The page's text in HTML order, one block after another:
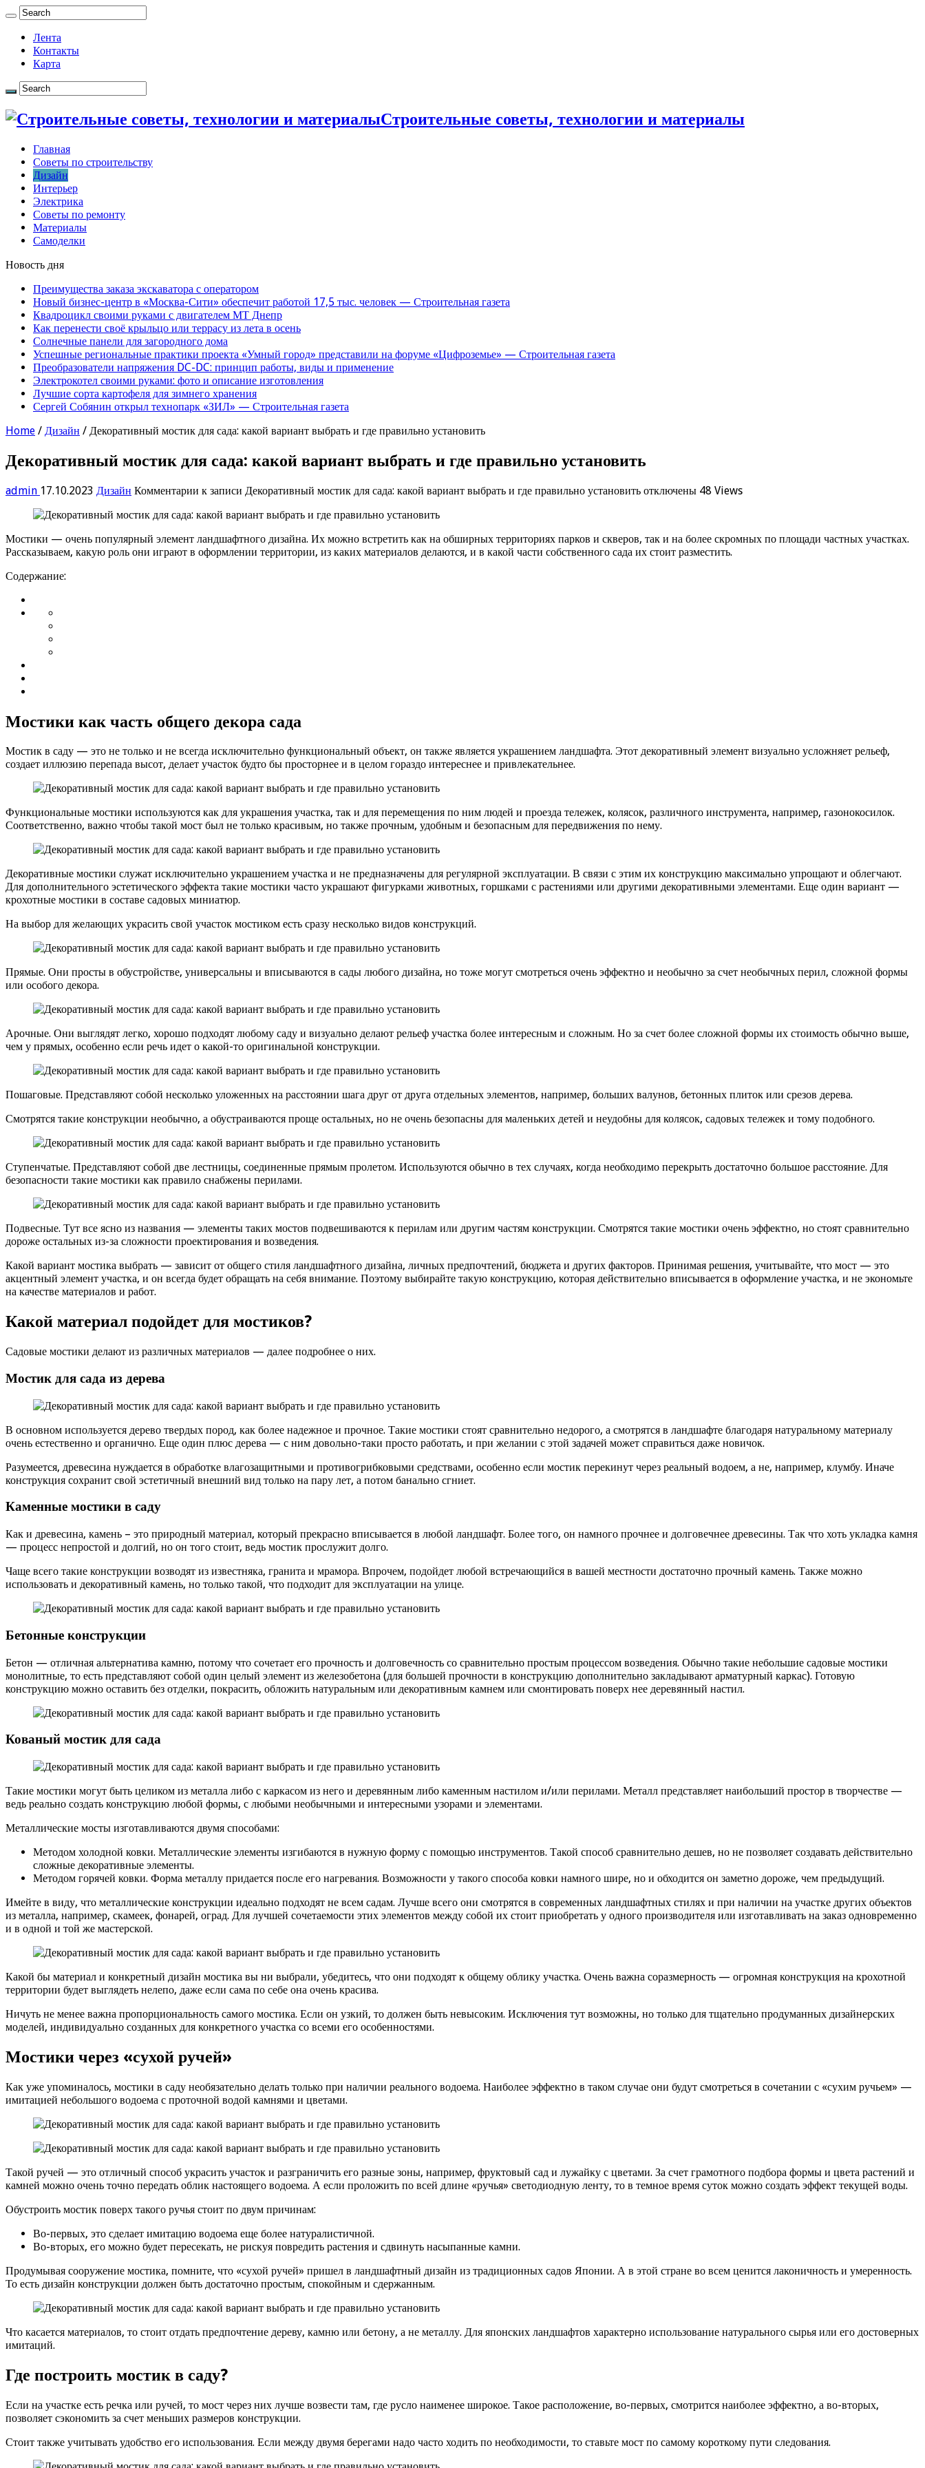
Лента
Контакты
Карта
Строительные советы, технологии и материалы
Главная
Советы по строительству
Дизайн
Интерьер
Электрика
Советы по ремонту
Материалы
Самоделки
Новость дня
Преимущества заказа экскаватора с оператором
Новый бизнес-центр в «Москва-Сити» обеспечит работой 17,5 тыс. человек — Строительная газета
Квадроцикл своими руками с двигателем МТ Днепр
Как перенести своё крыльцо или террасу из лета в осень
Солнечные панели для загородного дома
Успешные региональные практики проекта «Умный город» представили на форуме «Цифроземье» — Строительная газета
Преобразователи напряжения DC-DC: принцип работы, виды и применение
Электрокотел своими руками: фото и описание изготовления
Лучшие сорта картофеля для зимнего хранения
Сергей Собянин открыл технопарк «ЗИЛ» — Строительная газета
Home / Дизайн / Декоративный мостик для сада: какой вариант выбрать и где правильно установить
Декоративный мостик для сада: какой вариант выбрать и где правильно установить
admin 17.10.2023 Дизайн Комментарии к записи Декоративный мостик для сада: какой вариант выбрать и где правильно установить отключены 48 Views
Мостики — очень популярный элемент ландшафтного дизайна. Их можно встретить как на обширных территориях парков и скверов, так и на более скромных по площади частных участках.
Рассказываем, какую роль они играют в оформлении территории, из каких материалов делаются, и в какой части собственного сада их стоит разместить.
Содержание:
Мостики как часть общего декора сада
Мостик в саду — это не только и не всегда исключительно функциональный объект, он также является украшением ландшафта. Этот декоративный элемент визуально усложняет рельеф,
создает иллюзию перепада высот, делает участок будто бы просторнее и в целом гораздо интереснее и привлекательнее.
Функциональные мостики используются как для украшения участка, так и для перемещения по ним людей и проезда тележек, колясок, различного инструмента, например, газонокосилок.
Соответственно, важно чтобы такой мост был не только красивым, но также прочным, удобным и безопасным для передвижения по нему.
Декоративные мостики служат исключительно украшением участка и не предназначены для регулярной эксплуатации. В связи с этим их конструкцию максимально упрощают и облегчают.
Для дополнительного эстетического эффекта такие мостики часто украшают фигурками животных, горшками с растениями или другими декоративными элементами. Еще один вариант —
крохотные мостики в составе садовых миниатюр.
На выбор для желающих украсить свой участок мостиком есть сразу несколько видов конструкций.
Прямые. Они просты в обустройстве, универсальны и вписываются в сады любого дизайна, но тоже могут смотреться очень эффектно и необычно за счет необычных перил, сложной формы
или особого декора.
Арочные. Они выглядят легко, хорошо подходят любому саду и визуально делают рельеф участка более интересным и сложным. Но за счет более сложной формы их стоимость обычно выше,
чем у прямых, особенно если речь идет о какой-то оригинальной конструкции.
Пошаговые. Представляют собой несколько уложенных на расстоянии шага друг от друга отдельных элементов, например, больших валунов, бетонных плиток или срезов дерева.
Смотрятся такие конструкции необычно, а обустраиваются проще остальных, но не очень безопасны для маленьких детей и неудобны для колясок, садовых тележек и тому подобного.
Ступенчатые. Представляют собой две лестницы, соединенные прямым пролетом. Используются обычно в тех случаях, когда необходимо перекрыть достаточно большое расстояние. Для
безопасности такие мостики как правило снабжены перилами.
Подвесные. Тут все ясно из названия — элементы таких мостов подвешиваются к перилам или другим частям конструкции. Смотрятся такие мостики очень эффектно, но стоят сравнительно
дороже остальных из-за сложности проектирования и возведения.
Какой вариант мостика выбрать — зависит от общего стиля ландшафтного дизайна, личных предпочтений, бюджета и других факторов. Принимая решения, учитывайте, что мост — это
акцентный элемент участка, и он всегда будет обращать на себя внимание. Поэтому выбирайте такую конструкцию, которая действительно вписывается в оформление участка, и не экономьте
на качестве материалов и работ.
Какой материал подойдет для мостиков?
Садовые мостики делают из различных материалов — далее подробнее о них.
Мостик для сада из дерева
В основном используется дерево твердых пород, как более надежное и прочное. Такие мостики стоят сравнительно недорого, а смотрятся в ландшафте благодаря натуральному материалу
очень естественно и органично. Еще один плюс дерева — с ним довольно-таки просто работать, и при желании с этой задачей может справиться даже новичок.
Разумеется, древесина нуждается в обработке влагозащитными и противогрибковыми средствами, особенно если мостик перекинут через реальный водоем, а не, например, клумбу. Иначе
конструкция сохранит свой эстетичный внешний вид только на пару лет, а потом банально сгниет.
Каменные мостики в саду
Как и древесина, камень – это природный материал, который прекрасно вписывается в любой ландшафт. Более того, он намного прочнее и долговечнее древесины. Так что хоть укладка камня
— процесс непростой и долгий, но он того стоит, ведь мостик прослужит долго.
Чаще всего такие конструкции возводят из известняка, гранита и мрамора. Впрочем, подойдет любой встречающийся в вашей местности достаточно прочный камень. Также можно
использовать и декоративный камень, но только такой, что подходит для эксплуатации на улице.
Бетонные конструкции
Бетон — отличная альтернатива камню, потому что сочетает его прочность и долговечность со сравнительно простым процессом возведения. Обычно такие небольшие садовые мостики
монолитные, то есть представляют собой один целый элемент из железобетона (для большей прочности в конструкцию дополнительно закладывают арматурный каркас). Готовую
конструкцию можно оставить без отделки, покрасить, обложить натуральным или декоративным камнем или смонтировать поверх нее деревянный настил.
Кованый мостик для сада
Такие мостики могут быть целиком из металла либо с каркасом из него и деревянным либо каменным настилом и/или перилами. Металл представляет наибольший простор в творчестве —
ведь реально создать конструкцию любой формы, с любыми необычными и интересными узорами и элементами.
Металлические мосты изготавливаются двумя способами:
Методом холодной ковки. Металлические элементы изгибаются в нужную форму с помощью инструментов. Такой способ сравнительно дешев, но не позволяет создавать действительно
сложные декоративные элементы.
Методом горячей ковки. Форма металлу придается после его нагревания. Возможности у такого способа ковки намного шире, но и обходится он заметно дороже, чем предыдущий.
Имейте в виду, что металлические конструкции идеально подходят не всем садам. Лучше всего они смотрятся в современных ландшафтных стилях и при наличии на участке других объектов
из металла, например, скамеек, фонарей, оград. Для лучшей сочетаемости этих элементов между собой их стоит приобретать у одного производителя или изготавливать на заказ одновременно
и в одной и той же мастерской.
Какой бы материал и конкретный дизайн мостика вы ни выбрали, убедитесь, что они подходят к общему облику участка. Очень важна соразмерность — огромная конструкция на крохотной
территории будет выглядеть нелепо, даже если сама по себе она очень красива.
Ничуть не менее важна пропорциональность самого мостика. Если он узкий, то должен быть невысоким. Исключения тут возможны, но только для тщательно продуманных дизайнерских
моделей, индивидуально созданных для конкретного участка со всеми его особенностями.
Мостики через «сухой ручей»
Как уже упоминалось, мостики в саду необязательно делать только при наличии реального водоема. Наиболее эффектно в таком случае они будут смотреться в сочетании с «сухим ручьем» —
имитацией небольшого водоема с проточной водой камнями и цветами.
Такой ручей — это отличный способ украсить участок и разграничить его разные зоны, например, фруктовый сад и лужайку с цветами. За счет грамотного подбора формы и цвета растений и
камней можно очень точно передать облик настоящего водоема. А если проложить по всей длине «ручья» светодиодную ленту, то в темное время суток можно создать эффект текущей воды.
Обустроить мостик поверх такого ручья стоит по двум причинам:
Во-первых, это сделает имитацию водоема еще более натуралистичной.
Во-вторых, его можно будет пересекать, не рискуя повредить растения и сдвинуть насыпанные камни.
Продумывая сооружение мостика, помните, что «сухой ручей» пришел в ландшафтный дизайн из традиционных садов Японии. А в этой стране во всем ценится лаконичность и умеренность.
То есть дизайн конструкции должен быть достаточно простым, спокойным и сдержанным.
Что касается материалов, то стоит отдать предпочтение дереву, камню или бетону, а не металлу. Для японских ландшафтов характерно использование натурального сырья или его достоверных
имитаций.
Где построить мостик в саду?
Если на участке есть речка или ручей, то мост через них лучше возвести там, где русло наименее широкое. Такое расположение, во-первых, смотрится наиболее эффектно, а во-вторых,
позволяет сэкономить за счет меньших размеров конструкции.
Стоит также учитывать удобство его использования. Если между двумя берегами надо часто ходить по необходимости, то ставьте мост по самому короткому пути следования.